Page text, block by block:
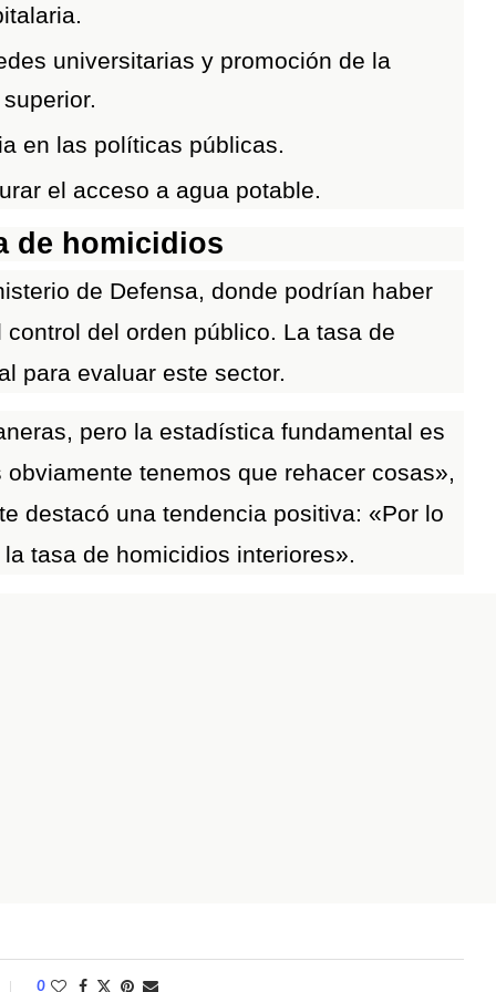
universitarias y promoción de la
en las políticas públicas.
el acceso a agua potable.
de homicidios
de Defensa, donde podrían haber
del orden público. La tasa de
para evaluar este sector.
pero la estadística fundamental es
tenemos que rehacer cosas»,
destacó una tendencia positiva: «Por lo
tasa de homicidios interiores».
0